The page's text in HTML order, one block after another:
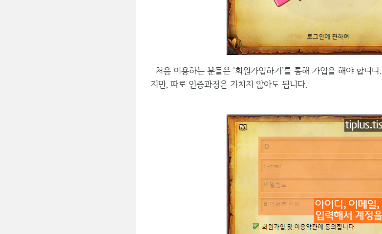
처음 이용하는 분들은 '회원가입하기'를 통해 가입을 해야 합니
지만, 따로 인증과정은 거치지 않아도 됩니다.